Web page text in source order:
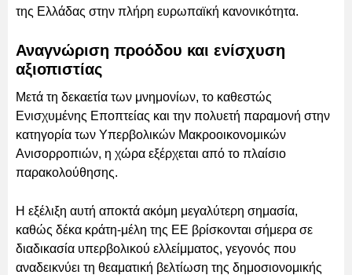
της Ελλάδας στην πλήρη ευρωπαϊκή κανονικότητα.
Αναγνώριση προόδου και ενίσχυση
αξιοπιστίας
Μετά τη δεκαετία των μνημονίων, το καθεστώς
Ενισχυμένης Εποπτείας και την πολυετή παραμονή στην
κατηγορία των Υπερβολικών Μακροοικονομικών
Ανισορροπιών, η χώρα εξέρχεται από το πλαίσιο
παρακολούθησης.
Η εξέλιξη αυτή αποκτά ακόμη μεγαλύτερη σημασία,
καθώς δέκα κράτη-μέλη της ΕΕ βρίσκονται σήμερα σε
διαδικασία υπερβολικού ελλείμματος, γεγονός που
αναδεικνύει τη θεαματική βελτίωση της δημοσιονομικής